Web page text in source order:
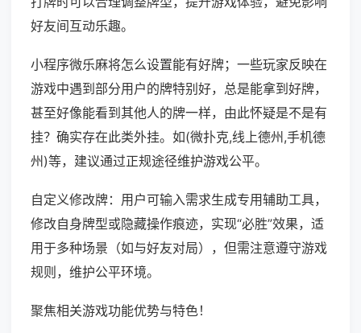
好友间互动乐趣。
小程序微乐麻将怎么设置能有好牌；一些玩家反映在
游戏中遇到部分用户的牌特别好，总是能拿到好牌，
甚至好像能看到其他人的牌一样，由此怀疑是不是有
挂？确实存在此类外挂。如(微扑克,线上德州,手机德
州)等，建议通过正规途径维护游戏公平。
自定义修改牌：用户可输入需求生成专用辅助工具，
修改自身牌型或隐藏操作痕迹，实现“必胜”效果，适
用于多种场景（如与好友对局），但需注意遵守游戏
规则，维护公平环境。
聚焦相关游戏功能优势与特色！